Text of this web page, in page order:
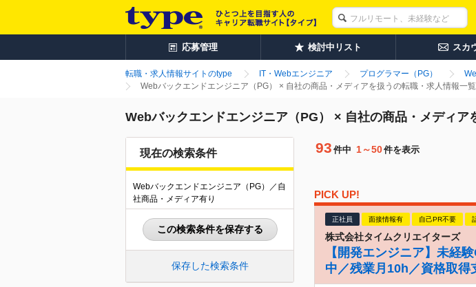
応募管理 検討中リスト スカ
転職・求人情報サイトのtype IT・Webエンジニア プログラマー（PG）
Webバックエンドエンジニア（PG） × 自社の商品・メディアを扱うの転職・求人情報一覧
Webバックエンドエンジニア（PG） × 自社の商品・メディア
現在の検索条件
Webバックエンドエンジニア（PG）／自
社商品・メディア有り
この検索条件を保存する
保存した検索条件
93 件中 1～50件を表示
PICK UP!
正社員 面接情報有 自己PR不要
株式会社タイムクリエイターズ
【開発エンジニア】未経
中／残業月10h／資格取得